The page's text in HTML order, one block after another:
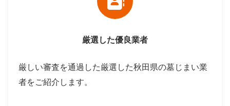
厳選した優良業者
厳しい審査を通過した厳選した秋田県の墓じまい業
者をご紹介します。